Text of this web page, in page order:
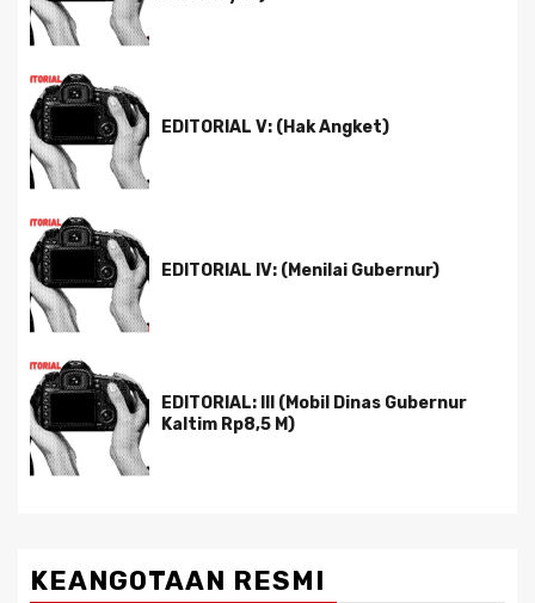
EDITORIAL V: (Hak Angket)
EDITORIAL IV: (Menilai Gubernur)
EDITORIAL: III (Mobil Dinas Gubernur
Kaltim Rp8,5 M)
KEANGOTAAN RESMI